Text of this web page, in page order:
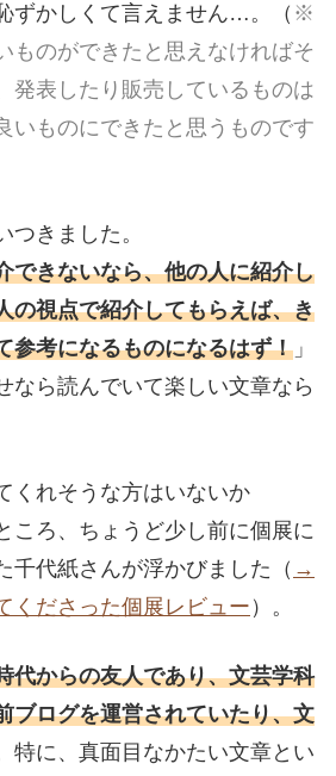
ずかしくて言えません…。（ ※
ものができたと思えなければそ
発表したり販売しているものは
いものにできたと思うものです
つきました。
できないなら、他の人に紹介し
の視点で紹介してもらえば、き
参考になるものになるはず！ 」
なら読んでいて楽しい文章なら
くれそうな方はいないか
ころ、ちょうど少し前に個展に
千代紙さんが浮かびました（ →
くださった個展レビュー ）。
代からの友人であり、文芸学科
ブログを運営されていたり、文
特に、真面目なかたい文章とい